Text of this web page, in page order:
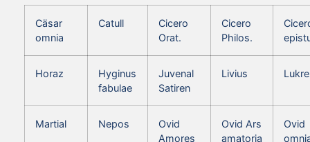
Cäsar
omnia
Catull
Cicero
Orat.
Cicero
Philos.
Horaz
Hyginus
fabulae
Juvenal
Satiren
Livius
Martial Nepos
Ovid
Amores
Ovid Ars
amatoria
Ovid